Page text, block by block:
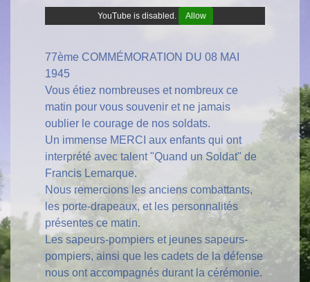
YouTube is disabled. Allow
77ème COMMÉMORATION DU 08 MAI
1945
Vous étiez nombreuses et nombreux ce
matin pour vous souvenir et ne jamais
oublier le courage de nos soldats.
Un immense MERCI aux enfants qui ont
interprété avec talent "Quand un Soldat" de
Francis Lemarque.
Nous remercions les anciens combattants,
les porte-drapeaux, et les personnalités
présentes ce matin.
Les sapeurs-pompiers et jeunes sapeurs-
pompiers, ainsi que les cadets de la défense
nous ont accompagnés durant la cérémonie.